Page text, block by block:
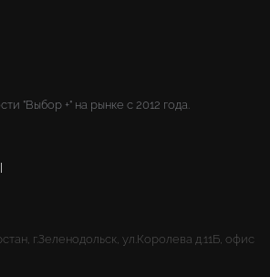
"Выбор +" на рынке с 2012 года.
г.Зеленодольск, ул.Королева д.11Б, офис